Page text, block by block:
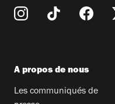
A propos de nous
Les communiqués de